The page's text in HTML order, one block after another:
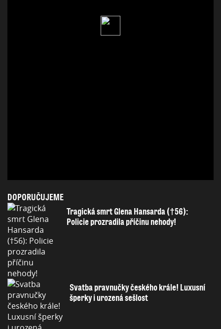
DOPORUČUJEME
Tragická smrt Glena Hansarda (†56):
Policie prozradila příčinu nehody!
Svatba pravnučky českého krále! Luxusní
šperky i urozená sešlost